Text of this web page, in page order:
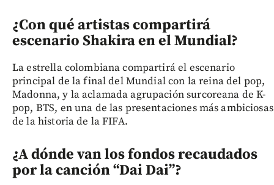
¿Con qué artistas compartirá
escenario Shakira en el Mundial?
La estrella colombiana compartirá el escenario
principal de la final del Mundial con la reina del pop,
Madonna, y la aclamada agrupación surcoreana de K-
pop, BTS, en una de las presentaciones más ambiciosas
de la historia de la FIFA.
¿A dónde van los fondos recaudados
por la canción “Dai Dai”?